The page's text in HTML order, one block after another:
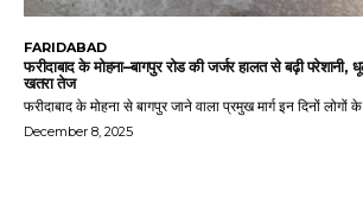
FARIDABAD
फरीदाबाद के मोहना–बागपुर रोड की जर्जर हालत से बढ़ी
खतरा तेज
फरीदाबाद के मोहना से बागपुर जाने वाला प्रमुख मार्ग इन दिनों लोगों के
December 8, 2025